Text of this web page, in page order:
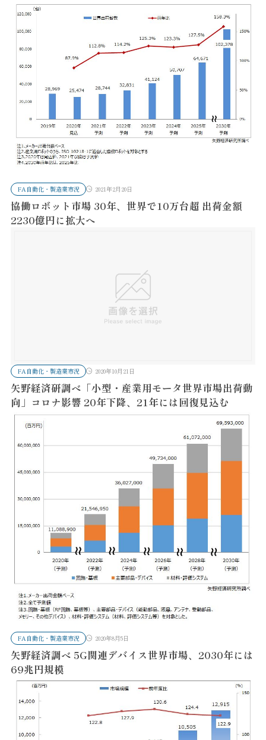
FA自動化・製造業市況 2021年2月20日
協働ロボット市場 30年、世界で10万台超 出荷金額
2230億円に拡大へ
FA自動化・製造業市況 2020年10月21日
矢野経済研調べ「小型・産業用モータ世界市場出荷動
向」コロナ影響 20年下降、21年には回復見込む
FA自動化・製造業市況 2020年8月5日
矢野経済調べ 5G関連デバイス世界市場、2030年には
69兆円規模